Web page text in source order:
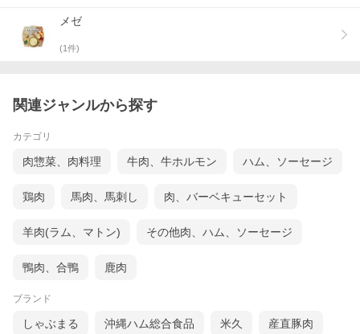
メゼ
(1件)
関連ジャンルから探す
カテゴリ
肉惣菜、肉料理 牛肉、牛ホルモン ハム、ソーセージ
鶏肉 馬肉、馬刺し 肉、バーベキューセット
羊肉(ラム、マトン) その他肉、ハム、ソーセージ
鴨肉、合鴨 鹿肉
ブランド
しゃぶまる 沖縄ハム総合食品 米久 産直豚肉